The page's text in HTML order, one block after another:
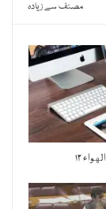
مصنف سے زیادہ